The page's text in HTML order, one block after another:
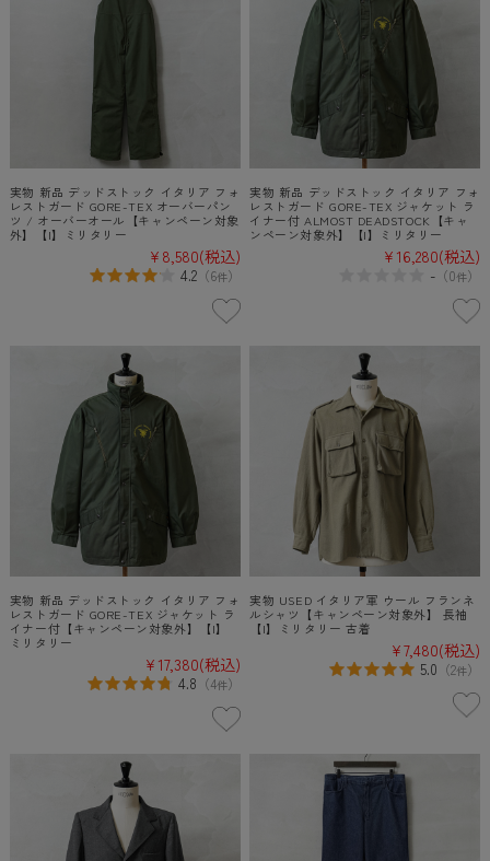
実物 新品 デッドストック イタリア フォ
レストガード GORE-TEX オーバーパン
ツ / オーバーオール【キャンペーン対象
外】【I】ミリタリー
¥8,580(税込)
4.2（6件）
実物 新品 デッドストック イタリア フォ
レストガード GORE-TEX ジャケット ラ
イナー付 ALMOST DEADSTOCK【キャ
ンペーン対象外】【I】ミリタリー
¥16,280(税込)
- （0件）
実物 新品 デッドストック イタリア フォ
レストガード GORE-TEX ジャケット ラ
イナー付【キャンペーン対象外】【I】
ミリタリー
¥17,380(税込)
4.8 （4件）
実物 USED イタリア軍 ウール フランネ
ルシャツ【キャンペーン対象外】 長袖
【I】ミリタリー 古着
¥7,480(税込)
5.0 （2件）